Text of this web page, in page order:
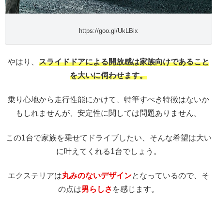
https://goo.gl/UkLBix
やはり、 スライドドアによる開放感は家族向けであること
を大いに伺わせます。
乗り心地から走行性能にかけて、特筆すべき特徴はないか
もしれませんが、安定性に関しては問題ありません。
この1台で家族を乗せてドライブしたい、そんな希望は大い
に叶えてくれる1台でしょう。
エクステリアは丸みのないデザインとなっているので、そ
の点は男らしさ を感じます。